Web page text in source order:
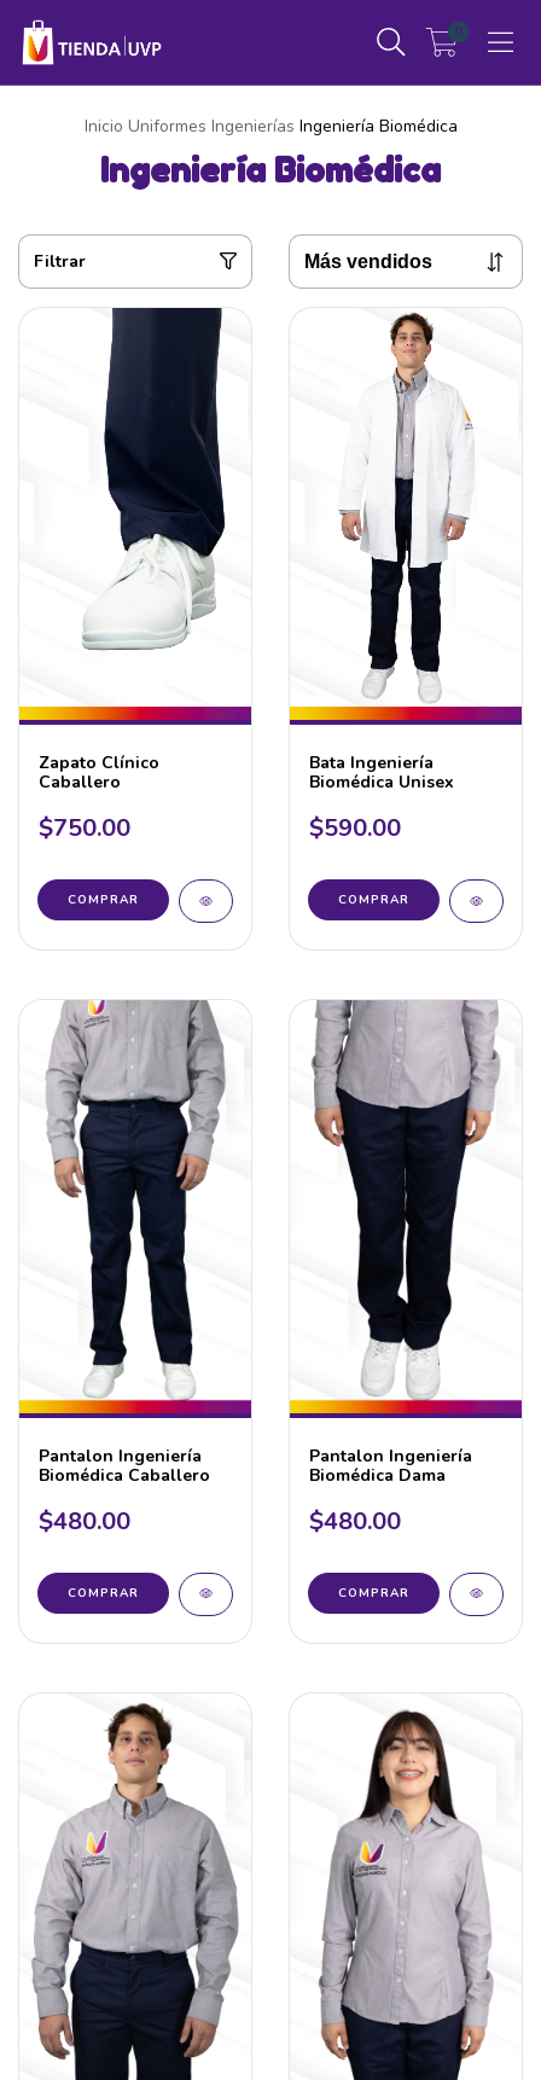
0
Inicio Uniformes Ingenierías Ingeniería Biomédica
Ingeniería Biomédica
Filtrar
Zapato Clínico
Caballero
$750.00
COMPRAR
Bata Ingeniería
Biomédica Unisex
$590.00
COMPRAR
Pantalon Ingeniería
Biomédica Caballero
$480.00
COMPRAR
Pantalon Ingeniería
Biomédica Dama
$480.00
COMPRAR